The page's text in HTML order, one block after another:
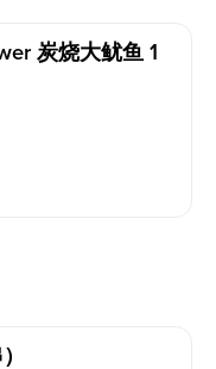
炭烧大鱿鱼 1